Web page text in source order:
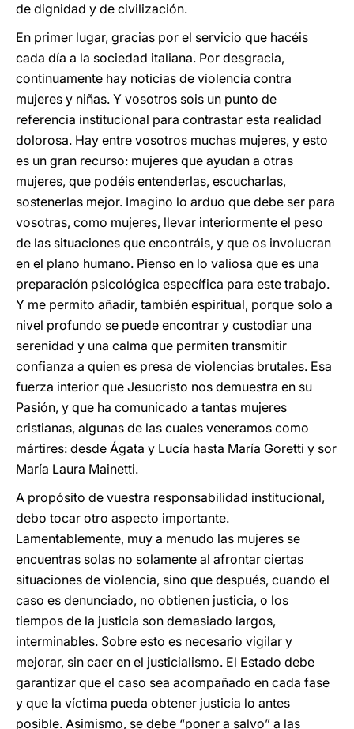
de dignidad y de civilización.
En primer lugar, gracias por el servicio que hacéis
cada día a la sociedad italiana. Por desgracia,
continuamente hay noticias de violencia contra
mujeres y niñas. Y vosotros sois un punto de
referencia institucional para contrastar esta realidad
dolorosa. Hay entre vosotros muchas mujeres, y esto
es un gran recurso: mujeres que ayudan a otras
mujeres, que podéis entenderlas, escucharlas,
sostenerlas mejor. Imagino lo arduo que debe ser para
vosotras, como mujeres, llevar interiormente el peso
de las situaciones que encontráis, y que os involucran
en el plano humano. Pienso en lo valiosa que es una
preparación psicológica específica para este trabajo.
Y me permito añadir, también espiritual, porque solo a
nivel profundo se puede encontrar y custodiar una
serenidad y una calma que permiten transmitir
confianza a quien es presa de violencias brutales. Esa
fuerza interior que Jesucristo nos demuestra en su
Pasión, y que ha comunicado a tantas mujeres
cristianas, algunas de las cuales veneramos como
mártires: desde Ágata y Lucía hasta María Goretti y sor
María Laura Mainetti.
A propósito de vuestra responsabilidad institucional,
debo tocar otro aspecto importante.
Lamentablemente, muy a menudo las mujeres se
encuentras solas no solamente al afrontar ciertas
situaciones de violencia, sino que después, cuando el
caso es denunciado, no obtienen justicia, o los
tiempos de la justicia son demasiado largos,
interminables. Sobre esto es necesario vigilar y
mejorar, sin caer en el justicialismo. El Estado debe
garantizar que el caso sea acompañado en cada fase
y que la víctima pueda obtener justicia lo antes
posible. Asimismo, se debe “poner a salvo” a las